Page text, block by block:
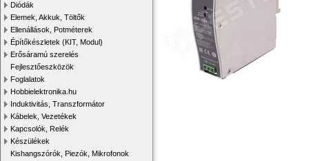
Diódák
Elemek, Akkuk, Töltők
Ellenállások, Potméterek
Építőkészletek (KIT, Modul)
Erősáramú szerelés
Fejlesztőeszközök
Foglalatok
Hobbielektronika.hu
Induktivitás, Transzformátor
Kábelek, Vezetékek
Kapcsolók, Relék
Készülékek
Kishangszórók, Piezók, Mikrofonok